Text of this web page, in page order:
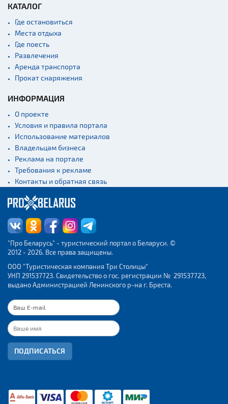
КАТАЛОГ
Где остановиться
Места отдыха
Где поесть
Развлечения
Аренда транспорта
Прокат снаряжения
ИНФОРМАЦИЯ
О проекте
Условия и правила портала
Использование материалов
Владельцам бизнеса
Реклама на портале
Требования к рекламе
Контакты и обратная связь
"Про Беларусь" - туристический портал о Беларуси. ©
2012 - 2026. Все права защищены.
ООО "Туристическая компания Три Столицы"
УНП 291537723. Свидетельство о гос. регистрации № 291537723,
выдано Администрацией Ленинского р-на г. Бреста.
ПОДПИСАТЬСЯ